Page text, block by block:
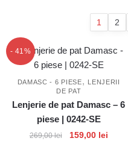
1 2
- 41%
DAMASC - 6 PIESE,
LENJERII
DE PAT
Lenjerie de pat Damasc – 6
piese | 0242-SE
269,00lei
Prețul
159,00 leiPrețul